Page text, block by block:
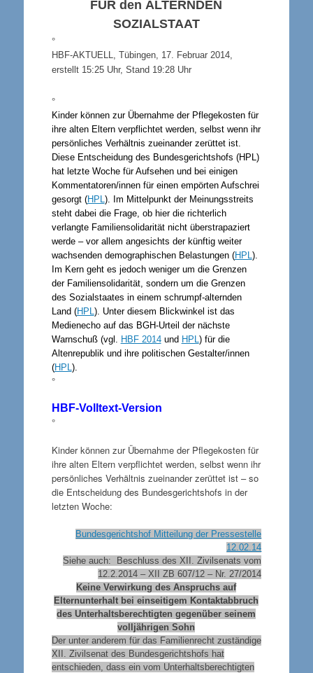
ÜR
den ALTERNDEN
SOZIALSTAAT
°
HBF-AKTUELL, Tübingen, 17. Februar 2014,
erstellt 15:25 Uhr, Stand 19:28 Uhr
°
Kinder können zur Übernahme der Pflegekosten für
ihre alten Eltern verpflichtet werden, selbst wenn ihr
persönliches Verhältnis zueinander zerüttet ist.
Diese Entscheidung des Bundesgerichtshofs (HPL)
hat letzte Woche für Aufsehen und bei einigen
Kommentatoren/innen für einen empörten Aufschrei
gesorgt (HPL ). Im Mittelpunkt der Meinungsstreits
steht dabei die Frage, ob hier die richterlich
verlangte Familiensolidarität nicht überstrapaziert
werde – vor allem angesichts der künftig weiter
wachsenden demographischen Belastungen (HPL ).
Im Kern geht es jedoch weniger um die Grenzen
der Familiensolidarität, sondern um die Grenzen
des Sozialstaates in einem schrumpf-alternden
Land (HPL ). Unter diesem Blickwinkel ist das
Medienecho auf das BGH-Urteil der nächste
Warnschuß (vgl. HBF 2014und HPL ) für die
Altenrepublik und ihre politischen Gestalter/innen
(HPL ).
°
HBF-Volltext-Version
°
Kinder können zur Übernahme der Pflegekosten für
ihre alten Eltern verpflichtet werden, selbst wenn ihr
persönliches Verhältnis zueinander zerüttet ist – so
die Entscheidung des Bundesgerichtshofs in der
letzten Woche:
Bundesgerichtshof Mitteilung der Pressestelle
12.02.14
Siehe auch: Beschluss des XII. Zivilsenats vom
12.2.2014 – XII ZB 607/12 – Nr. 27/2014
Keine Verwirkung des Anspruchs auf
Elternunterhalt bei einseitigem Kontaktabbruch
des Unterhaltsberechtigten gegenüber seinem
volljährigen Sohn
Der unter anderem für das Familienrecht zuständige
XII. Zivilsenat des Bundesgerichtshofs hat
entschieden, dass ein vom Unterhaltsberechtigten